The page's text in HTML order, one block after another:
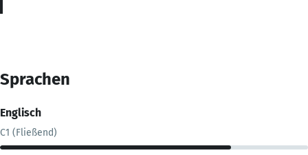
Sprachen
Englisch
C1 (Fließend)